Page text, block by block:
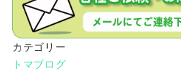
カテゴリー
トマブログ